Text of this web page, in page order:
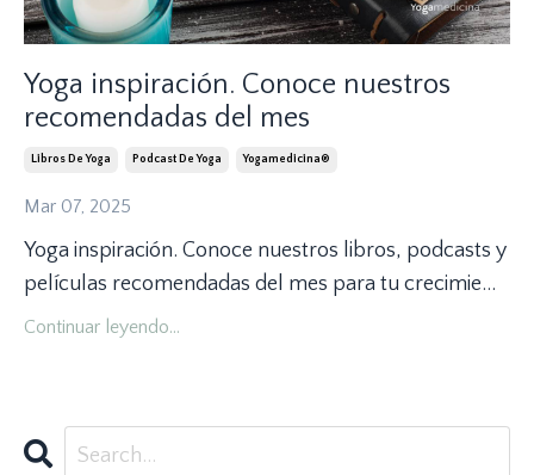
Yoga inspiración. Conoce nuestros
recomendadas del mes
Libros De Yoga Podcast De Yoga Yogamedicina®
Mar 07, 2025
Yoga inspiración. Conoce nuestros libros, podcasts y
películas recomendadas del mes para tu crecimie...
Continuar leyendo...